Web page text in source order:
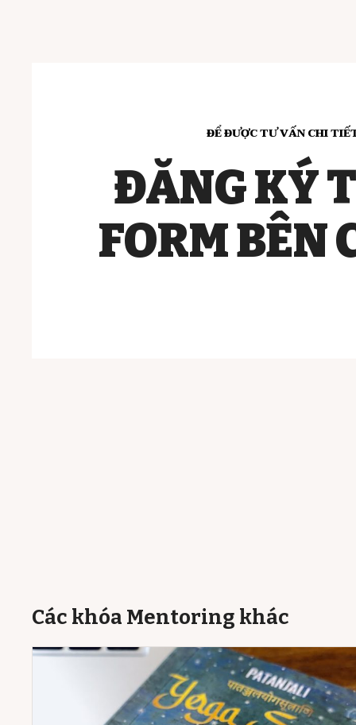
ĐỂ ĐƯỢC TƯ VẤN CHI
ĐĂNG KÝ
FORM BÊN
Các khóa Mentoring khác